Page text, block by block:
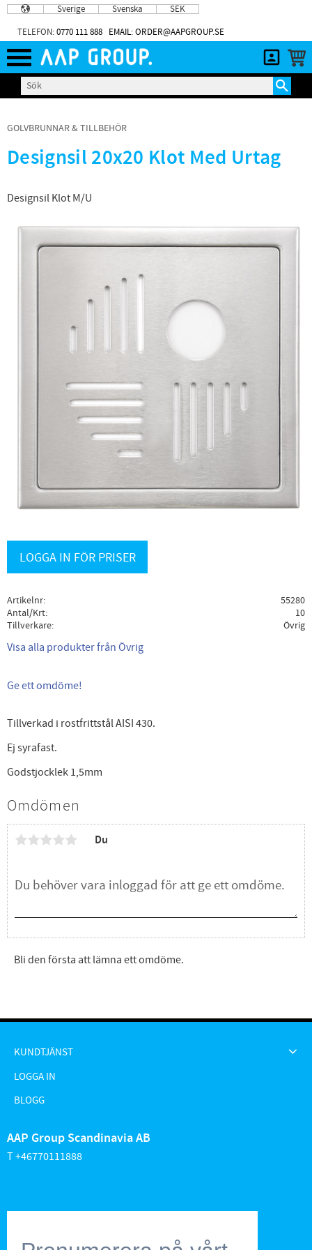
Meny
Sverige Svenska SEK
TELEFON:0770 111 888 EMAIL: ORDER@AAPGROUP.SE
GOLVBRUNNAR & TILLBEHÖR
Designsil 20x20 Klot Med Urtag
Designsil Klot M/U
LOGGA IN FÖR PRISER
Artikelnr
55280
Antal/Krt
10
Tillverkare
Övrig
Visa alla produkter från Övrig
Ge ett omdöme!
Tillverkad i rostfrittstål AISI 430.
Ej syrafast.
Godstjocklek 1,5mm
Omdömen
Du
Bli den första att lämna ett omdöme.
KUNDTJÄNST
LOGGA IN
BLOGG
AAP Group Scandinavia AB
T +46770111888